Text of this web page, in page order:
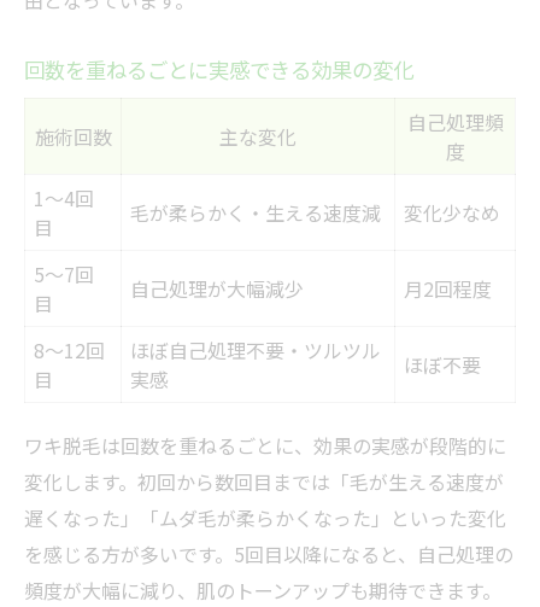
回数を重ねるごとに実感できる効果の変化
施術回数 主な変化
自己処理頻
度
1～4回
目
毛が柔らかく・生える速度減 変化少なめ
5～7回
目
自己処理が大幅減少 月2回程度
8～12回
目
ほぼ自己処理不要・ツルツル
実感
ほぼ不要
ワキ脱毛は回数を重ねるごとに、効果の実感が段階的に
変化します。初回から数回目までは「毛が生える速度が
遅くなった」「ムダ毛が柔らかくなった」といった変化
を感じる方が多いです。5回目以降になると、自己処理の
頻度が大幅に減り、肌のトーンアップも期待できます。